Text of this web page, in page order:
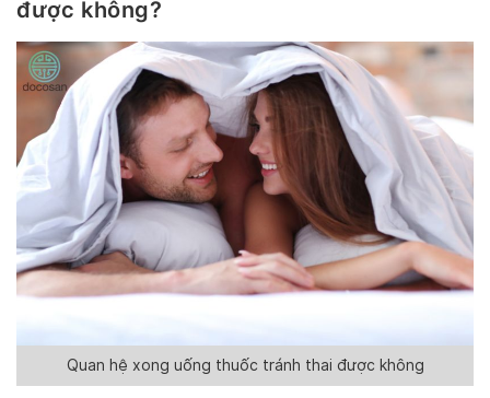
được không?
Quan hệ xong uống thuốc tránh thai được không